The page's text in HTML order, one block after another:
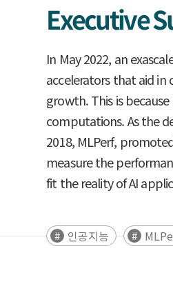
Executive
In May 2022, an
accelerators that aid in
growth. This is
computations. As the
2018, MLPerf,
measure the
fit the reality of AI
인공지능